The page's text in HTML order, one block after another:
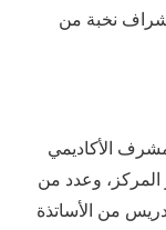
نخبة من
الأكاديمي
وعدد من
من الأساتذة